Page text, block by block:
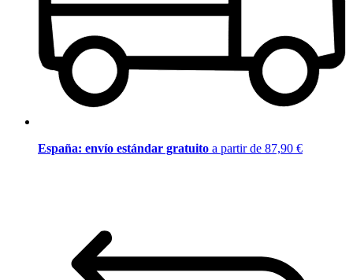
España: envío estándar gratuito a partir de 87,90 €